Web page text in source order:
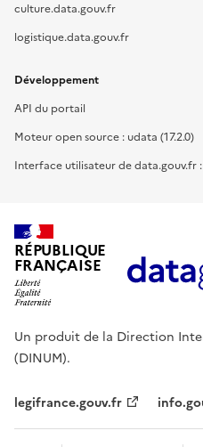
culture.data.gouv.fr
logistique.data.gouv.fr
Développement
API du portail
Moteur open source : udata (17.2.0)
Interface utilisateur de data.gouv.fr
RÉPUBLIQUE
FRANÇAISE
Un produit de la Direction
(DINUM).
legifrance.gouv.fr